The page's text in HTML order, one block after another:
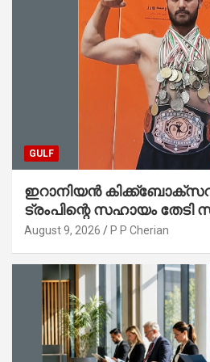
GULF
ഇറാനിയൻ
ട്രംപിന്റെ സഹായം
August 9, 2026 P P Cherian